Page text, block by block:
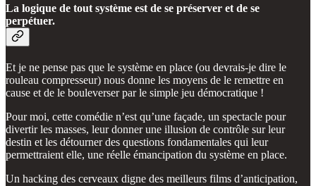
La logique de tout système est de se préserver et de se
perpétuer.
Et je ne pense pas que le système en place (ou devrais-je dire le
rouleau compresseur) nous donne les moyens de le remettre en
cause et de le bouleverser par le simple jeu démocratique !
Pour moi, cette comédie n’est qu’une façade, un spectacle pour
divertir les masses, leur donner une illusion de contrôle sur leur
destin et les détourner des questions fondamentales qui leur
permettraient elle, une réelle émancipation du système en place.
Un hacking des cerveaux digne des meilleurs films d’anticipation,